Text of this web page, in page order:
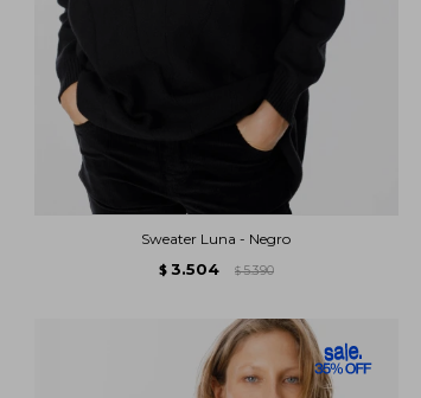
Sweater Luna - Negro
$ 3.504 $ 5.390